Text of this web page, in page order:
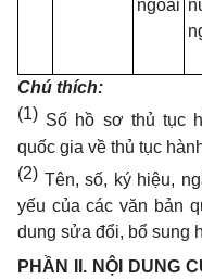
ngoài
Chú thích:
(1) Số hồ sơ thủ tục
quốc gia về thủ tục
(2) Tên, số, ký hiệu,
yếu của các văn bản
dung sửa đổi, bổ sung
PHẦN II. NỘI DUNG